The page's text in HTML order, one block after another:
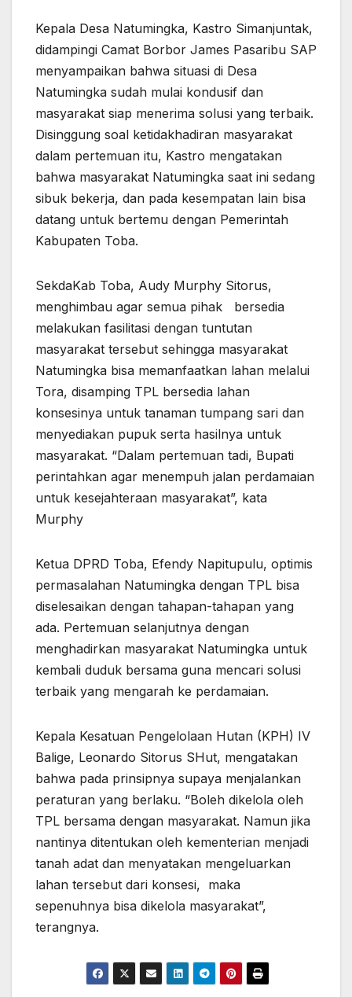
Kepala Desa Natumingka, Kastro Simanjuntak,
didampingi Camat Borbor James Pasaribu SAP
menyampaikan bahwa situasi di Desa
Natumingka sudah mulai kondusif dan
masyarakat siap menerima solusi yang terbaik.
Disinggung soal ketidakhadiran masyarakat
dalam pertemuan itu, Kastro mengatakan
bahwa masyarakat Natumingka saat ini sedang
sibuk bekerja, dan pada kesempatan lain bisa
datang untuk bertemu dengan Pemerintah
Kabupaten Toba.
SekdaKab Toba, Audy Murphy Sitorus,
menghimbau agar semua pihak bersedia
melakukan fasilitasi dengan tuntutan
masyarakat tersebut sehingga masyarakat
Natumingka bisa memanfaatkan lahan melalui
Tora, disamping TPL bersedia lahan
konsesinya untuk tanaman tumpang sari dan
menyediakan pupuk serta hasilnya untuk
masyarakat. “Dalam pertemuan tadi, Bupati
perintahkan agar menempuh jalan perdamaian
untuk kesejahteraan masyarakat”, kata
Murphy
Ketua DPRD Toba, Efendy Napitupulu, optimis
permasalahan Natumingka dengan TPL bisa
diselesaikan dengan tahapan-tahapan yang
ada. Pertemuan selanjutnya dengan
menghadirkan masyarakat Natumingka untuk
kembali duduk bersama guna mencari solusi
terbaik yang mengarah ke perdamaian.
Kepala Kesatuan Pengelolaan Hutan (KPH) IV
Balige, Leonardo Sitorus SHut, mengatakan
bahwa pada prinsipnya supaya menjalankan
peraturan yang berlaku. “Boleh dikelola oleh
TPL bersama dengan masyarakat. Namun jika
nantinya ditentukan oleh kementerian menjadi
tanah adat dan menyatakan mengeluarkan
lahan tersebut dari konsesi, maka
sepenuhnya bisa dikelola masyarakat”,
terangnya.